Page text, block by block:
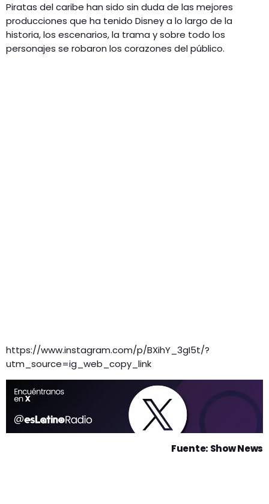
Piratas del caribe han sido sin duda de las mejores
producciones que ha tenido Disney a lo largo de la
historia, los escenarios, la trama y sobre todo los
personajes se robaron los corazones del público.
https://www.instagram.com/p/BXihY_3gI5t/?
utm_source=ig_web_copy_link
Fuente: Show News